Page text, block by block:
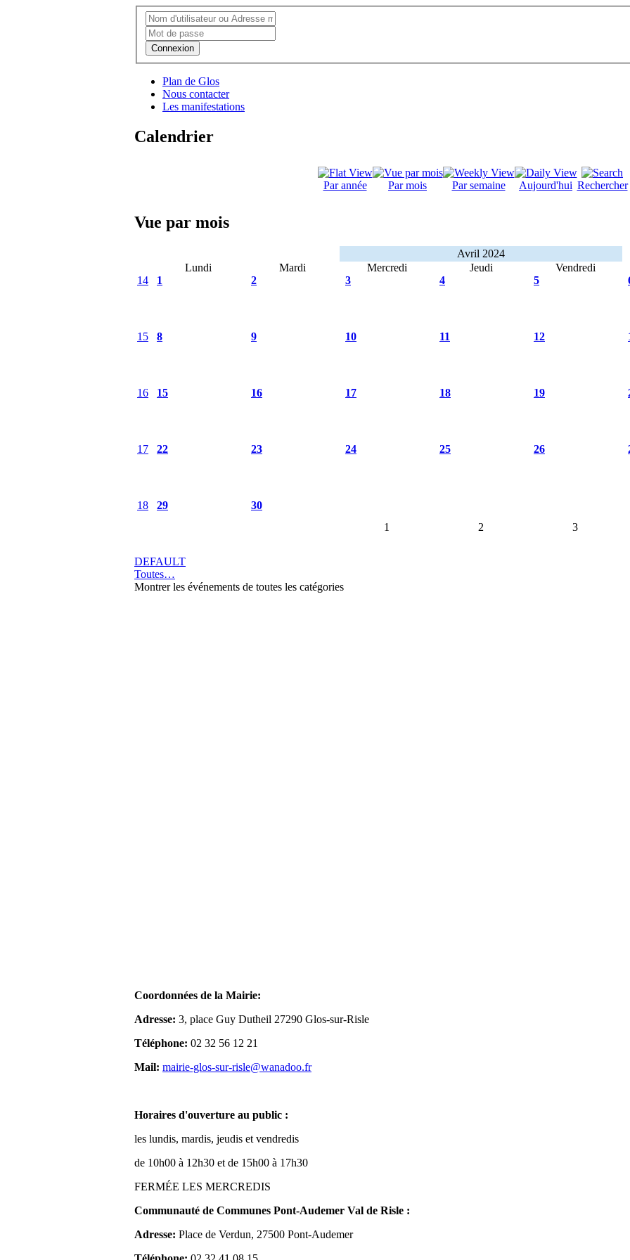
Connexion
Plan de Glos
Nous contacter
Les manifestations
Calendrier
Par année Par mois Par semaine Aujourd'hui Rechercher
Vue par mois
Avril 2024
Lundi
Mardi Mercredi Jeudi Vendredi
14
1 2 3 4 5
15 8 9 10 11 12
16 15 16 17 18 19
17 22 23 24 25 26
18 29
30
1
2 3
DEFAULT
Toutes…
Montrer les événements de toutes les catégories
Coordonnées de la Mairie:
Adresse: 3, place Guy Dutheil 27290 Glos-sur-Risle
Téléphone: 02 32 56 12 21
Mail: mairie-glos-sur-risle@wanadoo.fr
Horaires d'ouverture au public :
les lundis, mardis, jeudis et vendredis
de 10h00 à 12h30 et de 15h00 à 17h30
FERMÉE LES MERCREDIS
Communauté de Communes Pont-Audemer Val de Risle :
Adresse: Place de Verdun, 27500 Pont-Audemer